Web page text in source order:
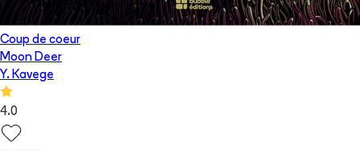
Coup de coeur
Moon Deer
Y. Kavege
4.0